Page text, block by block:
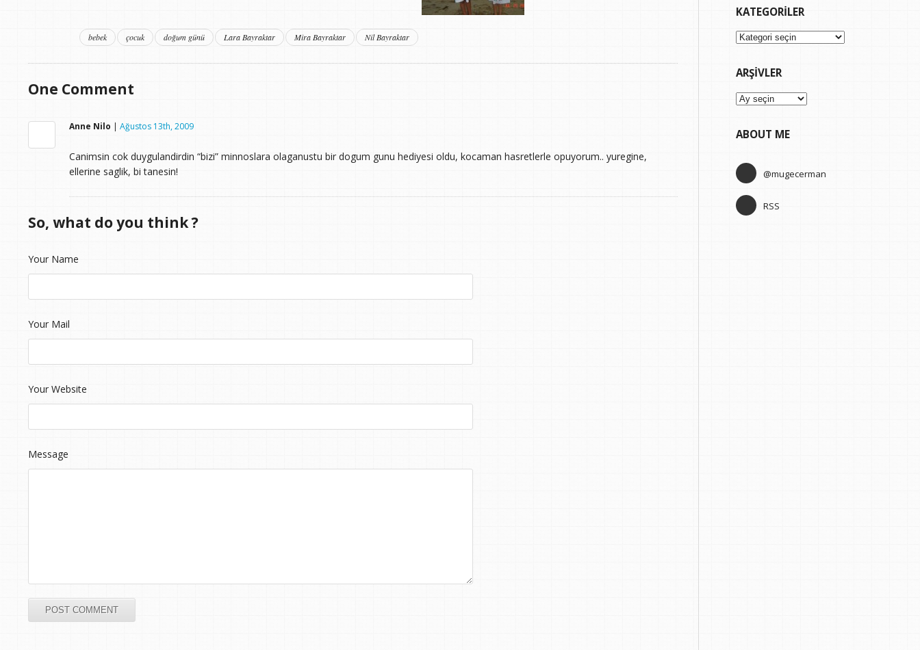
bebek çocuk doğum günü Lara Bayraktar Mira Bayraktar Nil Bayraktar
One Comment
Anne Nilo | Ağustos 13th, 2009
Canimsin cok duygulandirdin “bizi” minnoslara olaganustu bir dogum gunu hediyesi oldu, kocaman hasretlerle opuyorum.. yuregine,
ellerine saglik, bi tanesin!
So, what do you think ?
Your Name
Your Mail
Your Website
Message
KATEGORILER
Kategoriler
ARŞIVLER
Arşivler
ABOUT ME
@mugecerman
RSS